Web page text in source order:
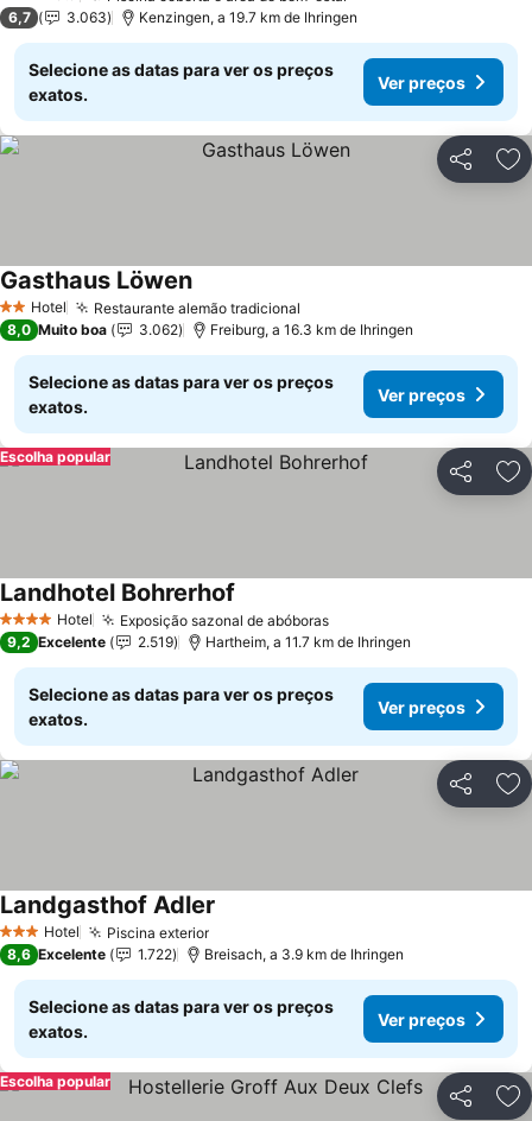
6,7 3.063 Kenzingen, a 19.7 km de Ihringen
Selecione as datas para ver os preços
exatos.
Ver preços
Partilhar
2 Estrelas
Hotel Restaurante alemão tradicional
Gasthaus LöwenVer preços
8,0 Muito boa 3.062 Freiburg, a 16.3 km de Ihringen
Selecione as datas para ver os preços
exatos.
Ver preços
Partilhar
Escolha popular
4 EstrelasHotel Exposição sazonal de abóborasVer preços
Landhotel Bohrerhof
9,2 Excelente 2.519 Hartheim, a 11.7 km de Ihringen
Selecione as datas para ver os preços
exatos.
Ver preços
Partilhar
3 EstrelasHotel Piscina exteriorVer preços
Landgasthof Adler
8,6 Excelente 1.722 Breisach, a 3.9 km de Ihringen
Selecione as datas para ver os preços
exatos.
Ver preços
Partilhar
Escolha popular